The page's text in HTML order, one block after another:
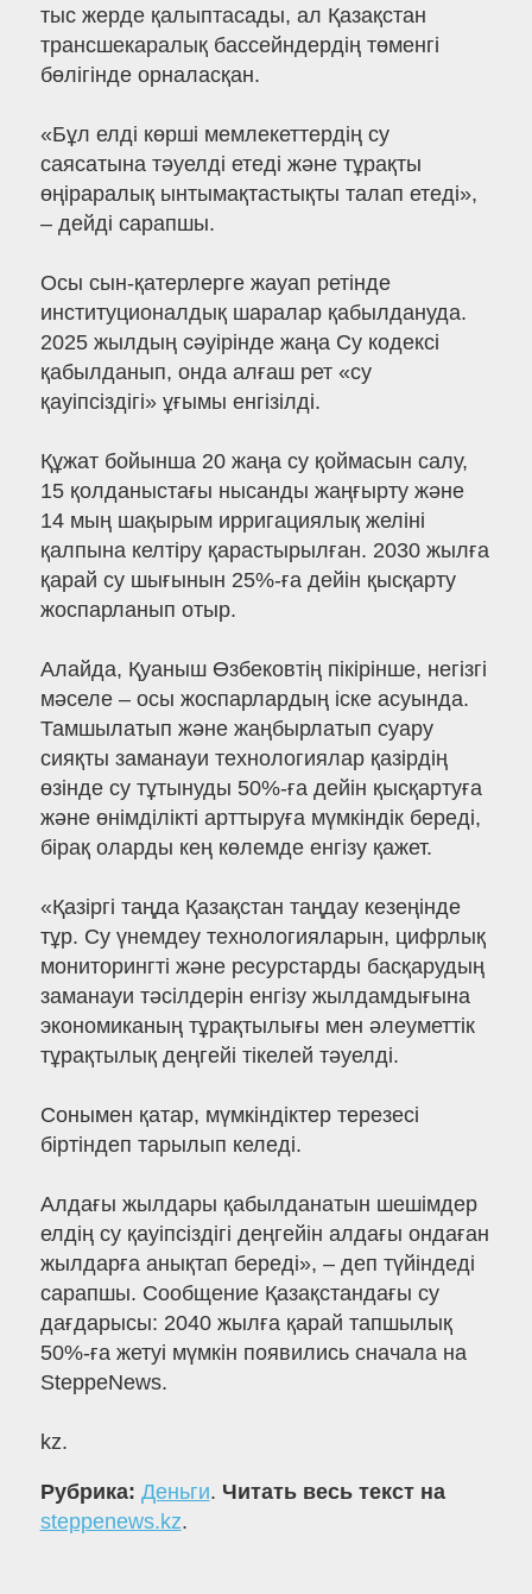
тыс жерде қалыптасады, ал Қазақстан
трансшекаралық бассейндердің төменгі
бөлігінде орналасқан.
«Бұл елді көрші мемлекеттердің су
саясатына тәуелді етеді және тұрақты
өңіраралық ынтымақтастықты талап етеді»,
– дейді сарапшы.
Осы сын-қатерлерге жауап ретінде
институционалдық шаралар қабылдануда.
2025 жылдың сәуірінде жаңа Су кодексі
қабылданып, онда алғаш рет «су
қауіпсіздігі» ұғымы енгізілді.
Құжат бойынша 20 жаңа су қоймасын салу,
15 қолданыстағы нысанды жаңғырту және
14 мың шақырым ирригациялық желіні
қалпына келтіру қарастырылған. 2030 жылға
қарай су шығынын 25%-ға дейін қысқарту
жоспарланып отыр.
Алайда, Қуаныш Өзбековтің пікірінше, негізгі
мәселе – осы жоспарлардың іске асуында.
Тамшылатып және жаңбырлатып суару
сияқты заманауи технологиялар қазірдің
өзінде су тұтынуды 50%-ға дейін қысқартуға
және өнімділікті арттыруға мүмкіндік береді,
бірақ оларды кең көлемде енгізу қажет.
«Қазіргі таңда Қазақстан таңдау кезеңінде
тұр. Су үнемдеу технологияларын, цифрлық
мониторингті және ресурстарды басқарудың
заманауи тәсілдерін енгізу жылдамдығына
экономиканың тұрақтылығы мен әлеуметтік
тұрақтылық деңгейі тікелей тәуелді.
Сонымен қатар, мүмкіндіктер терезесі
біртіндеп тарылып келеді.
Алдағы жылдары қабылданатын шешімдер
елдің су қауіпсіздігі деңгейін алдағы ондаған
жылдарға анықтап береді», – деп түйіндеді
сарапшы. Сообщение Қазақстандағы су
дағдарысы: 2040 жылға қарай тапшылық
50%-ға жетуі мүмкін появились сначала на
SteppeNews.
kz.
Рубрика: Деньги. Читать весь текст на
steppenews.kz.